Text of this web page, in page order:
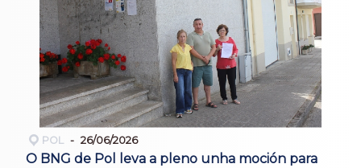
POL 26/06/2026
O BNG de Pol leva a pleno unha moción para